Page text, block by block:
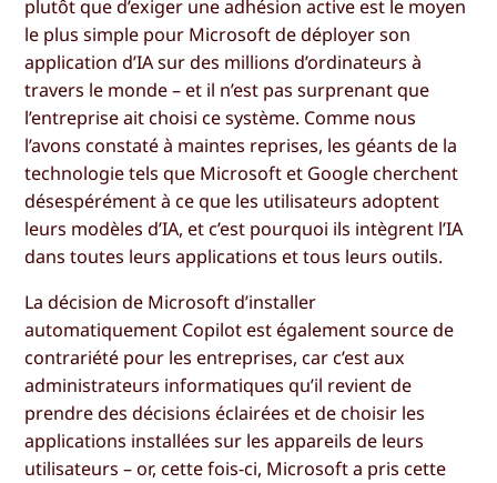
plutôt que d’exiger une adhésion active est le moyen
le plus simple pour Microsoft de déployer son
application d’IA sur des millions d’ordinateurs à
travers le monde – et il n’est pas surprenant que
l’entreprise ait choisi ce système. Comme nous
l’avons constaté à maintes reprises, les géants de la
technologie tels que Microsoft et Google cherchent
désespérément à ce que les utilisateurs adoptent
leurs modèles d’IA, et c’est pourquoi ils intègrent l’IA
dans toutes leurs applications et tous leurs outils.
La décision de Microsoft d’installer
automatiquement Copilot est également source de
contrariété pour les entreprises, car c’est aux
administrateurs informatiques qu’il revient de
prendre des décisions éclairées et de choisir les
applications installées sur les appareils de leurs
utilisateurs – or, cette fois-ci, Microsoft a pris cette